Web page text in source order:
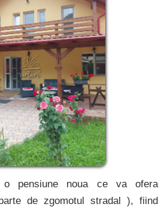
o pensiune noua ce va ofera
de zgomotul stradal ), fiind